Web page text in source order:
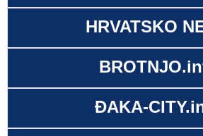
HRVATSKO
ĐAKA-